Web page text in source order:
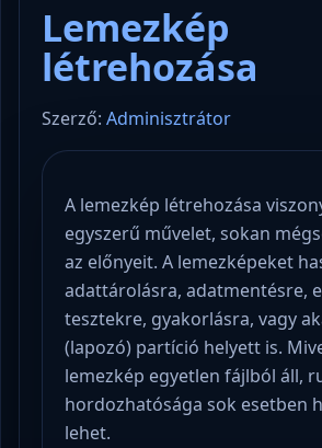
Lemezkép
létrehozása
Szerző: Adminisztrátor
A lemezkép létrehozása
egyszerű művelet, sokan
az előnyeit. A lemezképeket
adattárolásra, adatmentésre,
tesztekre, gyakorlásra, vagy
(lapozó) partíció helyett is.
lemezkép egyetlen fájlból áll,
hordozhatósága sok esetben
lehet.